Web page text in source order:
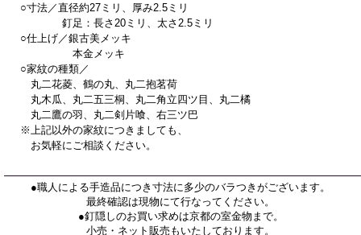
○寸法／直径約27ミリ、厚み2.5ミリ
釘足：長さ20ミリ、太さ2.5ミリ
○仕上げ／銀古美メッキ
本金メッキ
○家紋の種類／
丸二花菱、鶴の丸、丸二抱茗荷
丸木瓜、丸二五三桐、丸二角立四ツ目、丸二橘
丸二鷹の羽、丸二剣片喰、右三ツ巴
※上記以外の家紋につきましても、
お気軽にご相談ください。
●職人による手造品につき寸法に多少のバラつきがございます。
最終確認は現物にて行なってください。
●釘隠しのお買い求めは京都の室金物まで。
小売・ネット販売もいたしております。